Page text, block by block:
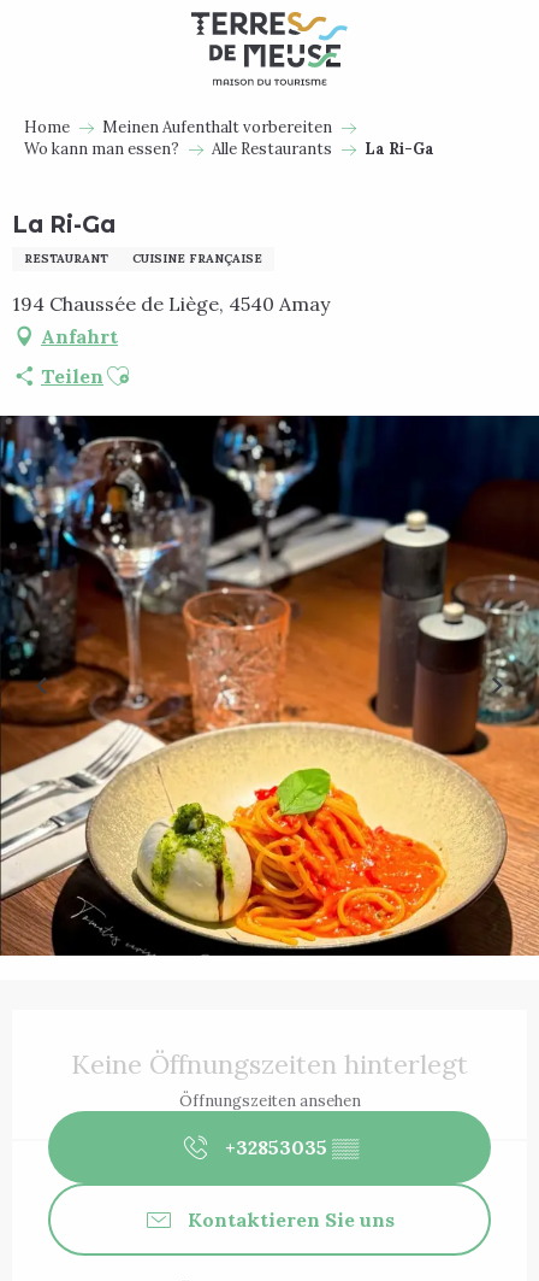
Home
Meinen Aufenthalt vorbereiten
Wo kann man essen?
Alle Restaurants La Ri-Ga
La Ri-Ga
RESTAURANT CUISINE FRANÇAISE
194 Chaussée de Liège, 4540 Amay
Anfahrt
Teilen Ajouter aux favoris
Keine Öffnungszeiten hinterlegt
Öffnungszeiten ansehen
+32853035 ▒▒
Kontaktieren Sie uns